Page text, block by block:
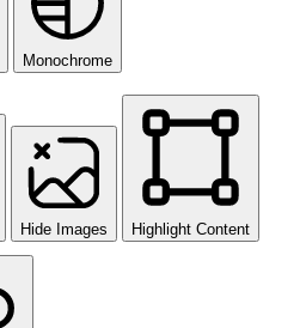
Monochrome
Hide Images Highlight Content